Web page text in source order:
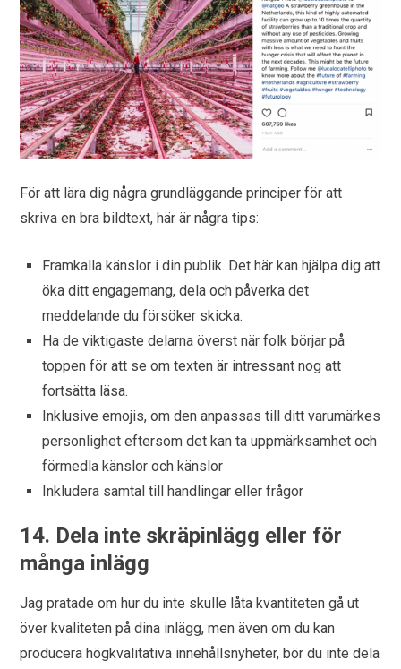
För att lära dig några grundläggande principer för att
skriva en bra bildtext, här är några tips:
Framkalla känslor i din publik. Det här kan hjälpa dig att
öka ditt engagemang, dela och påverka det
meddelande du försöker skicka.
Ha de viktigaste delarna överst när folk börjar på
toppen för att se om texten är intressant nog att
fortsätta läsa.
Inklusive emojis, om den anpassas till ditt varumärkes
personlighet eftersom det kan ta uppmärksamhet och
förmedla känslor och känslor
Inkludera samtal till handlingar eller frågor
14. Dela inte skräpinlägg eller för
många inlägg
Jag pratade om hur du inte skulle låta kvantiteten gå ut
över kvaliteten på dina inlägg, men även om du kan
producera högkvalitativa innehållsnyheter, bör du inte dela